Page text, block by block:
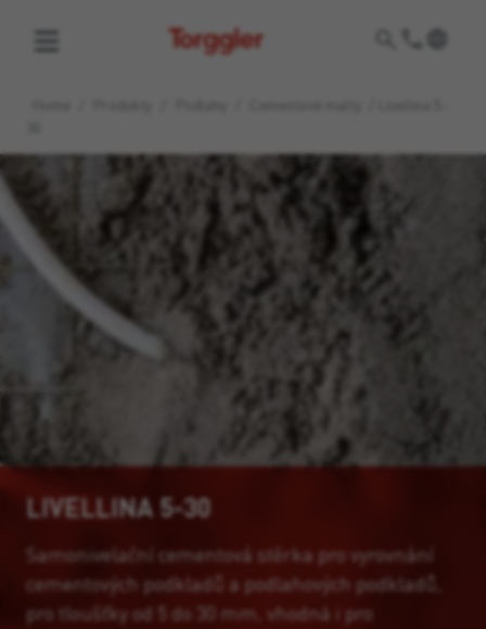
Torggler
LIVELLINA 5-30
Samonivelační cementová stěrka pro vyrovnání
cementových podkladů a podlahových podkladů,
pro tloušťky od 5 do 30 mm, vhodná i pro